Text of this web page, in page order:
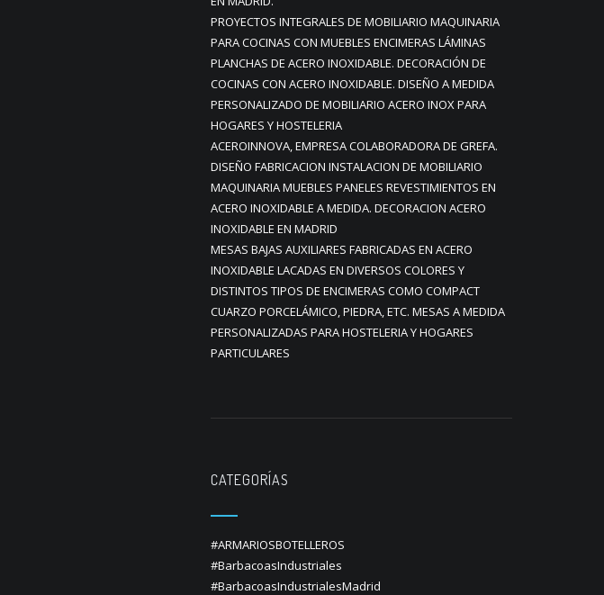
PROYECTOS INTEGRALES DE MOBILIARIO MAQUINARIA
PARA COCINAS CON MUEBLES ENCIMERAS LÁMINAS
PLANCHAS DE ACERO INOXIDABLE. DECORACIÓN DE
COCINAS CON ACERO INOXIDABLE. DISEÑO A MEDIDA
PERSONALIZADO DE MOBILIARIO ACERO INOX PARA
HOGARES Y HOSTELERIA
ACEROINNOVA, EMPRESA COLABORADORA DE GREFA.
DISEÑO FABRICACION INSTALACION DE MOBILIARIO
MAQUINARIA MUEBLES PANELES REVESTIMIENTOS EN
ACERO INOXIDABLE A MEDIDA. DECORACION ACERO
INOXIDABLE EN MADRID
MESAS BAJAS AUXILIARES FABRICADAS EN ACERO
INOXIDABLE LACADAS EN DIVERSOS COLORES Y
DISTINTOS TIPOS DE ENCIMERAS COMO COMPACT
CUARZO PORCELÁMICO, PIEDRA, ETC. MESAS A MEDIDA
PERSONALIZADAS PARA HOSTELERIA Y HOGARES
PARTICULARES
CATEGORÍAS
#ARMARIOSBOTELLEROS
#BarbacoasIndustriales
#BarbacoasIndustrialesMadrid